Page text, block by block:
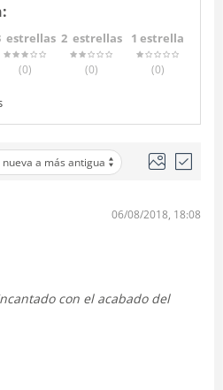
estrellas
(0)
2 estrellas
(0)
1 estrella
(0)
a más antigua
06/08/2018, 18:08